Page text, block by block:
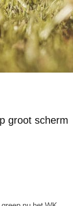
groot scherm